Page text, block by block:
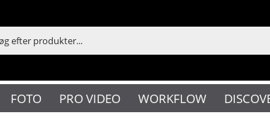
FOTO PRO VIDEO WORKFLOW